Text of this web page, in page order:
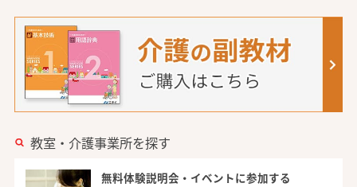
教室・介護事業所を探す
無料体験説明会・イベントに参加する